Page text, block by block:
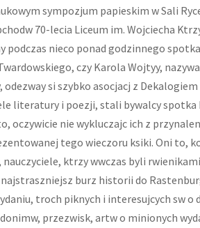
sympozjum papieskim w Sali
70-lecia Liceum im. Wojciecha
podczas nieco ponad godzinnego
czy Karola Wojtyy,
odezway si szybko asocjacj z
literatury i poezji, stali bywalcy
oczywicie nie wykluczajc ich z
tego wieczoru ksiki. Oni to,
nauczyciele, ktrzy wwczas byli
burz historii do
troch piknych i interesujcych sw
przezwisk, artw o minionych